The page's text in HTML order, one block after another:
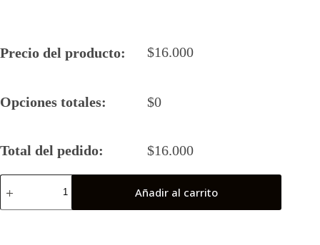
Precio del producto: $16.000
Opciones totales: $0
Total del pedido: $16.000
Camiseta
Rugby
Añadir al carrito